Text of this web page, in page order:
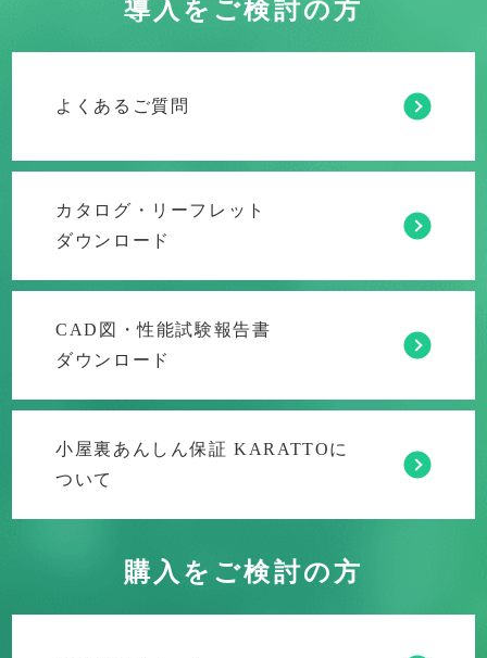
導入をご検討の方
よくあるご質問
カタログ・リーフレット
ダウンロード
CAD図・性能試験報告書
ダウンロード
小屋裏あんしん保証 KARATTOに
ついて
購入をご検討の方